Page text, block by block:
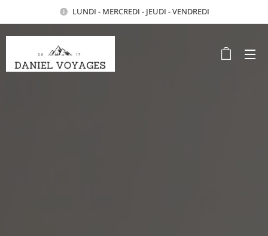
LUNDI - MERCREDI - JEUDI - VENDREDI